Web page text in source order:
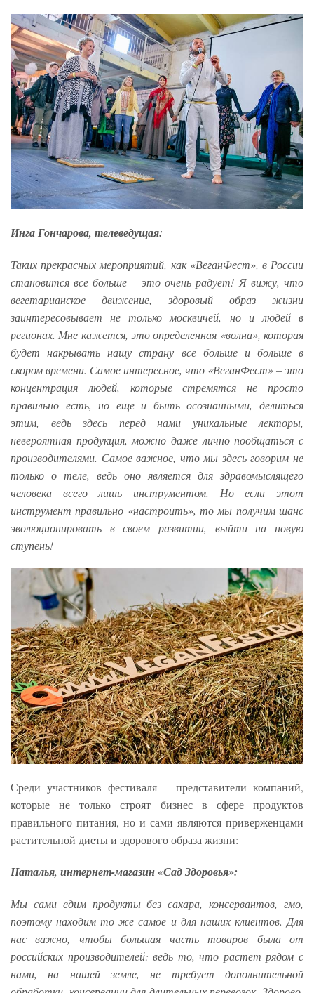
Инга Гончарова, телеведущая:
Таких прекрасных мероприятий, как «ВеганФест», в России
становится все больше – это очень радует! Я вижу, что
вегетарианское движение, здоровый образ жизни
заинтересовывает не только москвичей, но и людей в
регионах. Мне кажется, это определенная «волна», которая
будет накрывать нашу страну все больше и больше в
скором времени. Самое интересное, что «ВеганФест» – это
концентрация людей, которые стремятся не просто
правильно есть, но еще и быть осознанными, делиться
этим, ведь здесь перед нами уникальные лекторы,
невероятная продукция, можно даже лично пообщаться с
производителями. Самое важное, что мы здесь говорим не
только о теле, ведь оно является для здравомыслящего
человека всего лишь инструментом. Но если этот
инструмент правильно «настроить», то мы получим шанс
эволюционировать в своем развитии, выйти на новую
ступень!
Среди участников фестиваля – представители компаний,
которые не только строят бизнес в сфере продуктов
правильного питания, но и сами являются приверженцами
растительной диеты и здорового образа жизни:
Наталья, интернет-магазин «Сад Здоровья»:
Мы сами едим продукты без сахара, консервантов, гмо,
поэтому находим то же самое и для наших клиентов. Для
нас важно, чтобы большая часть товаров была от
российских производителей: ведь то, что растет рядом с
нами, на нашей земле, не требует дополнительной